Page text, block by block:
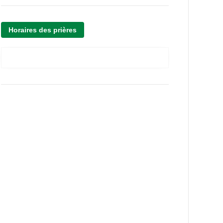
Horaires des prières